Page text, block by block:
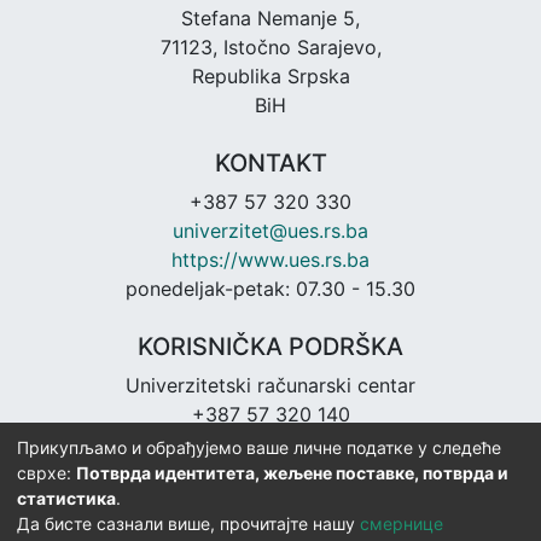
Stefana Nemanje 5,
71123, Istočno Sarajevo,
Republika Srpska
BiH
KONTAKT
+387 57 320 330
univerzitet@ues.rs.ba
https://www.ues.rs.ba
ponedeljak-petak: 07.30 - 15.30
KORISNIČKA PODRŠKA
Univerzitetski računarski centar
+387 57 320 140
urc@ues.rs.ba
https://urc.ues.rs.ba
Прикупљамо и обрађујемо ваше личне податке у следеће
сврхе: Потврда идентитета, жељене поставке, потврда и
статистика.
Да бисте сазнали више, прочитајте нашу смернице